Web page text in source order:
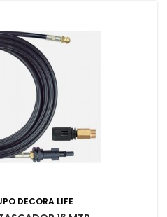
DECORA LIFE